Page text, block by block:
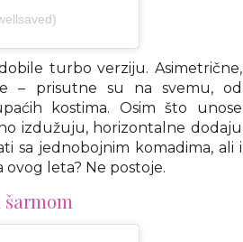
turbo verziju. Asimetrične,
– prisutne su na svemu, od
kostima. Osim što unose
izdužuju, horizontalne dodaju
sa jednobojnim komadima, ali i
leta? Ne postoje.